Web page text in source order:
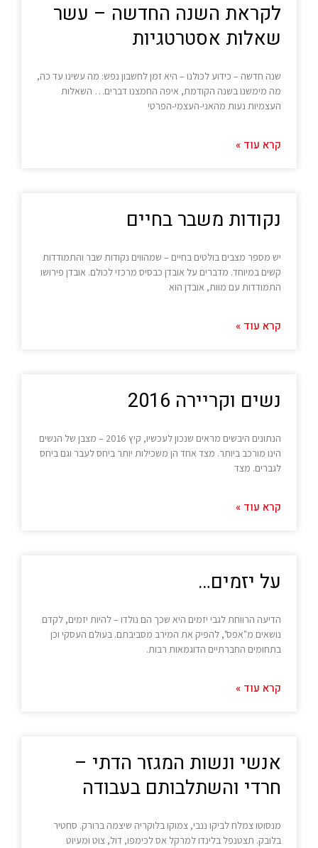
לקראת השנה החדשה – עשר
שאלות אסטרטגיות
שנה חדשה – כידוע לכולנו – היא זמן לחשבון נפש: מה עשינו עד כה,
מה מימשנו בשנה הקודמת, איפה החמצנו דברים… השאלות
העצמיות נעות מהאני-העצמי-הפרטי
קרא עוד »
נקודות משבר בחיים
יש מספר מצבים בולטים בחיים – שמהווים נקודות שבר והתמודדות
קשים במיוחד. מדברים על אובדן כבסיס מרכזי לכולם. אובדן פירושו
התמודדות עם מוות, אובדן הוא
קרא עוד »
נשים וקריירה 2016
הנתונים היבשים מראים שנכון לעכשיו, קיץ 2016 – מצבן של הנשים
הינו מורכב ביותר. מצד אחד הן משכילות יותר ביחס לעבר וגם ביחס
לגברים. מצד
קרא עוד »
על יזמים…
הדיעה הרווחת לגבי יזמים היא שכך הם נולדו – להיות יזמים, לקדם
נושאים מ"אפס", להפיק את המירב מסביבתם. בעולם העסקי וכן
בתחומים החברתיים הדוגמאות רבות.
קרא עוד »
אנשי ונשות המגזר הדתי –
חרדי והשתלבותם בעבודה
מנסוטו צמלח לביקו ננבי, צמוקו בלוקריה שיצמה ברורק. סחטיר
בלובק. תצטנפל בלינדו למרקל אס לכימפו, דול, צוט ומעיוט